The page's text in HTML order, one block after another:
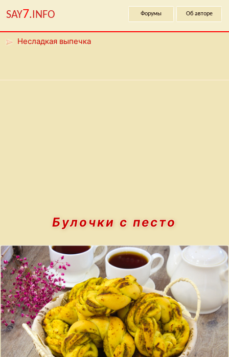
SAY7.INFO Форумы Об авторе
Несладкая выпечка
Булочки с песто